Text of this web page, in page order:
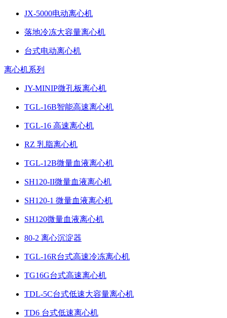
JX-5000电动离心机
落地冷冻大容量离心机
台式电动离心机
离心机系列
JY-MINIP微孔板离心机
TGL-16B智能高速离心机
TGL-16 高速离心机
RZ 乳脂离心机
TGL-12B微量血液离心机
SH120-II微量血液离心机
SH120-1 微量血液离心机
SH120微量血液离心机
80-2 离心沉淀器
TGL-16R台式高速冷冻离心机
TG16G台式高速离心机
TDL-5C台式低速大容量离心机
TD6 台式低速离心机